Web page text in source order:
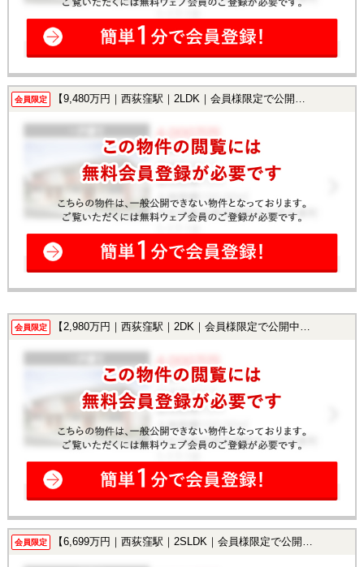
会員限定 【9,480万円｜西荻窪駅｜2LDK｜会員様限定で公開中！】
会員限定 【2,980万円｜西荻窪駅｜2DK｜会員様限定で公開中！】
会員限定 【6,699万円｜西荻窪駅｜2SLDK｜会員様限定で公開中！】